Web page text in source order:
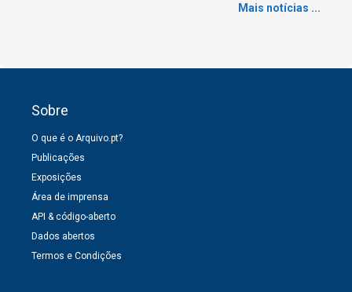
Mais notícias ...
Sobre
O que é o Arquivo.pt?
Publicações
Exposições
Área de imprensa
API & código-aberto
Dados abertos
Termos e Condições